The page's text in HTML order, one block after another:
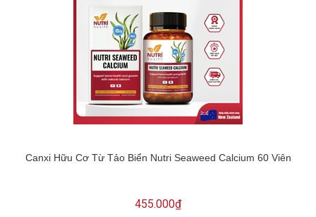
Canxi Hữu Cơ Từ Tảo Biển Nutri Seaweed Calcium 60 Viên
455.000₫